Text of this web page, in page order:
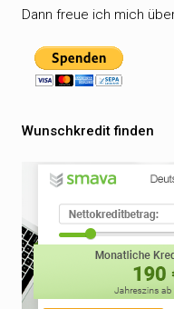
Dann freue ich mich
Wunschkredit finden